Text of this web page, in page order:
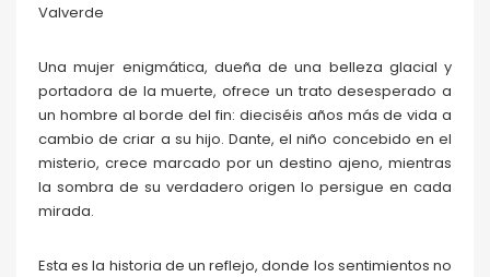
Valverde
Una mujer enigmática, dueña de una belleza glacial y
portadora de la muerte, ofrece un trato desesperado a
un hombre al borde del fin: dieciséis años más de vida a
cambio de criar a su hijo. Dante, el niño concebido en el
misterio, crece marcado por un destino ajeno, mientras
la sombra de su verdadero origen lo persigue en cada
mirada.
Esta es la historia de un reflejo, donde los sentimientos no